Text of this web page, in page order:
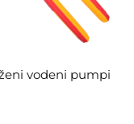
vodeni pumpi